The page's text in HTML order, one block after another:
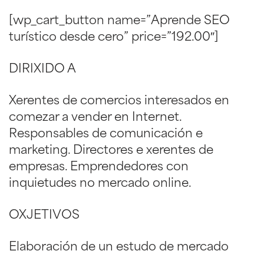
[wp_cart_button name=”Aprende SEO
turístico desde cero” price=”192.00″]
DIRIXIDO A
Xerentes de comercios interesados en
comezar a vender en Internet.
Responsables de comunicación e
marketing. Directores e xerentes de
empresas. Emprendedores con
inquietudes no mercado online.
OXJETIVOS
Elaboración de un estudo de mercado